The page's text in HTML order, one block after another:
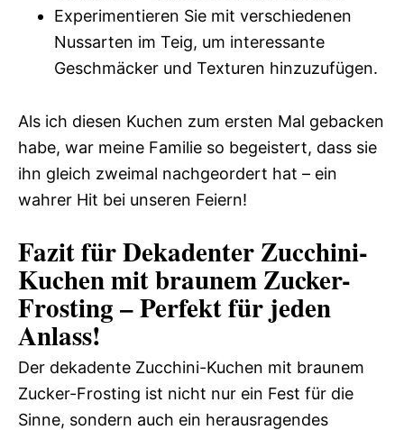
Experimentieren Sie mit verschiedenen
Nussarten im Teig, um interessante
Geschmäcker und Texturen hinzuzufügen.
Als ich diesen Kuchen zum ersten Mal gebacken
habe, war meine Familie so begeistert, dass sie
ihn gleich zweimal nachgeordert hat – ein
wahrer Hit bei unseren Feiern!
Fazit für Dekadenter Zucchini-
Kuchen mit braunem Zucker-
Frosting – Perfekt für jeden
Anlass!
Der dekadente Zucchini-Kuchen mit braunem
Zucker-Frosting ist nicht nur ein Fest für die
Sinne, sondern auch ein herausragendes